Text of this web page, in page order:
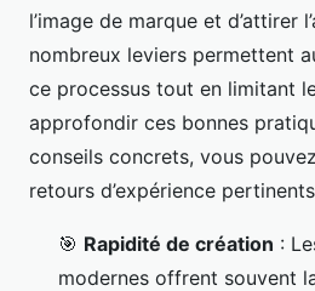
l’image de marque et d’attirer
nombreux leviers permettent
ce processus tout en limitant
approfondir ces bonnes
conseils concrets, vous
retours d’expérience pertinents
🎯 Rapidité de création :
modernes offrent souvent